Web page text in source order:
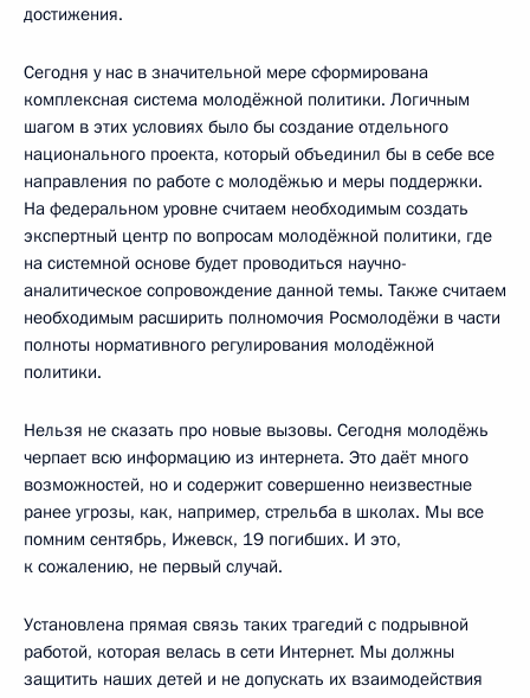
достижения.
Сегодня у нас в значительной мере сформирована
комплексная система молодёжной политики. Логичным
шагом в этих условиях было бы создание отдельного
национального проекта, который объединил бы в себе все
направления по работе с молодёжью и меры поддержки.
На федеральном уровне считаем необходимым создать
экспертный центр по вопросам молодёжной политики, где
на системной основе будет проводиться научно-
аналитическое сопровождение данной темы. Также считаем
необходимым расширить полномочия Росмолодёжи в части
полноты нормативного регулирования молодёжной
политики.
Нельзя не сказать про новые вызовы. Сегодня молодёжь
черпает всю информацию из интернета. Это даёт много
возможностей, но и содержит совершенно неизвестные
ранее угрозы, как, например, стрельба в школах. Мы все
помним сентябрь, Ижевск, 19 погибших. И это,
к сожалению, не первый случай.
Установлена прямая связь таких трагедий с подрывной
работой, которая велась в сети Интернет. Мы должны
защитить наших детей и не допускать их взаимодействия